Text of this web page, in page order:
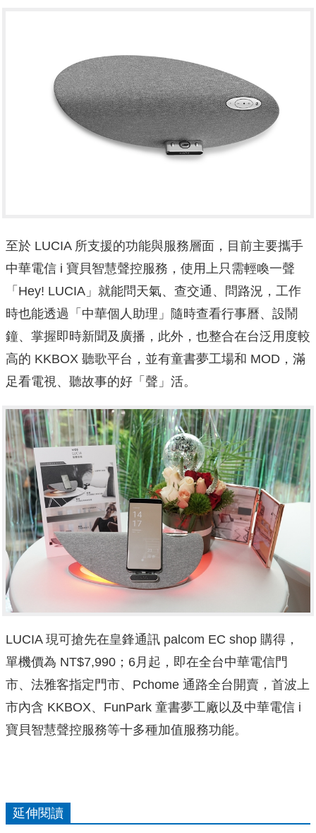
至於 LUCIA 所支援的功能與服務層面，目前主要攜手
中華電信 i 寶貝智慧聲控服務，使用上只需輕喚一聲
「Hey! LUCIA」就能問天氣、查交通、問路況，工作
時也能透過「中華個人助理」隨時查看行事曆、設鬧
鐘、掌握即時新聞及廣播，此外，也整合在台泛用度較
高的 KKBOX 聽歌平台，並有童書夢工場和 MOD，滿
足看電視、聽故事的好「聲」活。
LUCIA 現可搶先在皇鋒通訊 palcom EC shop 購得，
單機價為 NT$7,990；6月起，即在全台中華電信門
市、法雅客指定門市、Pchome 通路全台開賣，首波上
市內含 KKBOX、FunPark 童書夢工廠以及中華電信 i
寶貝智慧聲控服務等十多種加值服務功能。
延伸閱讀